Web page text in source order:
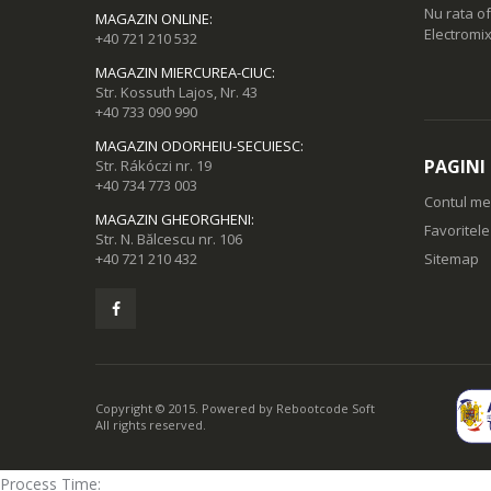
*Disponibil pe
Status in timp real.
Verifici progresul si
Cleaning Report,
vedea unde a
Ce este in cutie:
MAGAZIN ONLINE:
+40 721 210 532
MAGAZIN MIERCUREA-CIUC:
Str. Kossuth Lajos, Nr. 43
+40 733 090 990
MAGAZIN ODORHEIU-SECUIESC:
Str. Rákóczi nr. 19
+40 734 773 003
MAGAZIN GHEORGHENI:
Str. N. Bălcescu nr. 106
+40 721 210 432
Nu rata
PAGINI
Contul
Sitemap
Copyright © 2015. Powered by Rebootcode Soft
All rights reserved.
Process Time: